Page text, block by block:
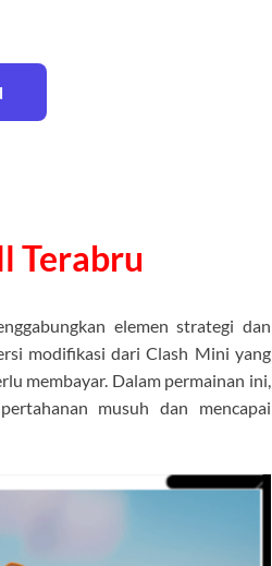
Terabru
elemen strategi dan
modifikasi dari Clash Mini yang
membayar. Dalam permainan ini,
musuh dan mencapai